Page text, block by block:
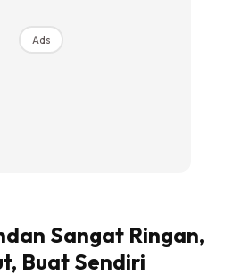
Ads
Sangat Ringan,
Buat Sendiri